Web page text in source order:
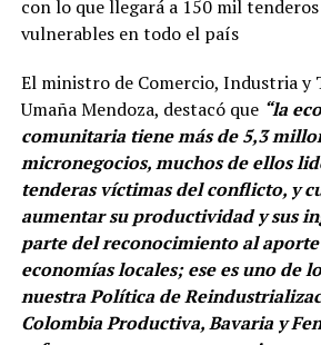
con lo que llegará a 150 mil
vulnerables en todo el país
El ministro de Comercio, Industria y
Umaña Mendoza, destacó que “la
comunitaria tiene más de 5,3
micronegocios, muchos de ellos
tenderas víctimas del conflicto, y
aumentar su productividad y sus
parte del reconocimiento al aporte
economías locales; ese es uno de
nuestra Política de
Colombia Productiva, Bavaria y